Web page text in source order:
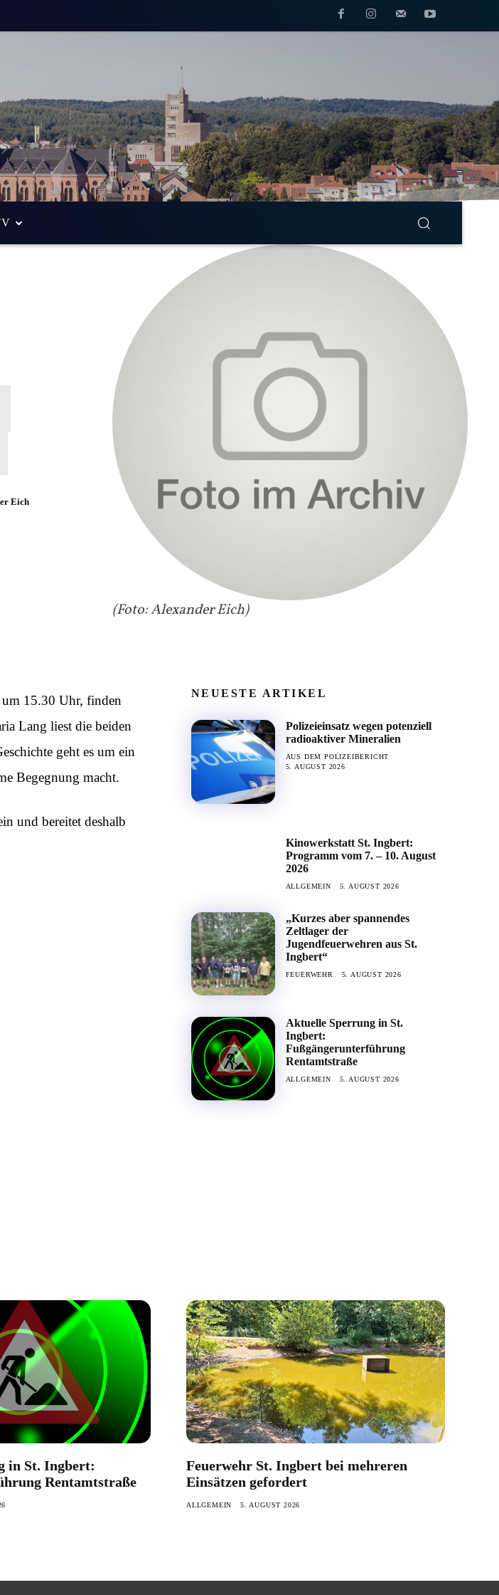
(Foto: Alexander Eich)
Eich
15.30 Uhr, finden
Lang liest die beiden
geht es um ein
Begegnung macht.
und bereitet deshalb
NEUESTE ARTIKEL
Polizeieinsatz wegen potenziell
radioaktiver Mineralien
AUS DEM POLIZEIBERICHT
5. AUGUST 2026
Kinowerkstatt St. Ingbert:
Programm vom 7. – 10. August
2026
ALLGEMEIN 5. AUGUST 2026
„Kurzes aber spannendes
Zeltlager der
Jugendfeuerwehren aus St.
Ingbert“
FEUERWEHR 5. AUGUST 2026
Aktuelle Sperrung in St.
Ingbert:
Fußgängerunterführung
Rentamtstraße
ALLGEMEIN 5. AUGUST 2026
in St. Ingbert:
Rentamtstraße
Feuerwehr St. Ingbert bei mehreren
Einsätzen gefordert
ALLGEMEIN 5. AUGUST 2026